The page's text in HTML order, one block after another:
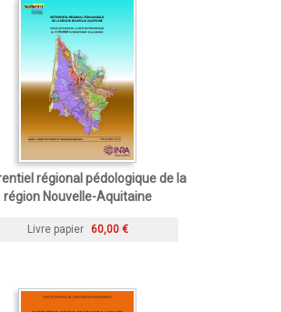
régional pédologique de la
région Nouvelle-Aquitaine
Livre papier 60,00 €